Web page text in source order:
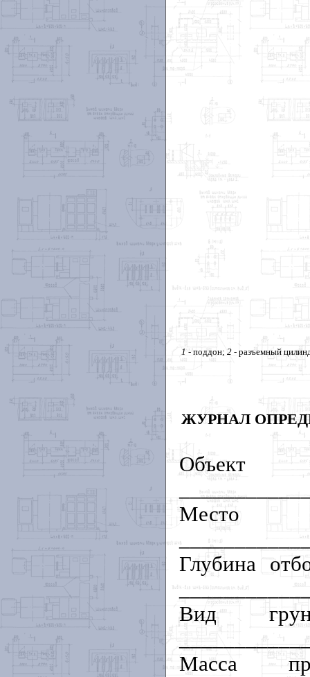
1- поддон; 2- разъемный
ЖУРНАЛ
Объект
Глубина
Вид
Масса